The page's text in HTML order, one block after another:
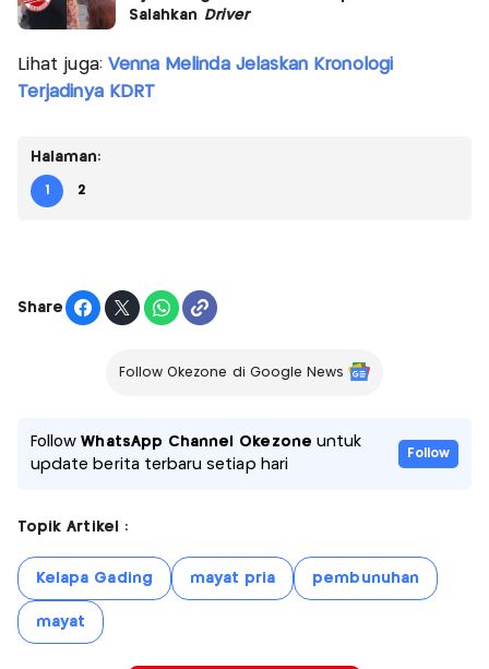
Salahkan Driver
Lihat juga: Venna Melinda Jelaskan Kronologi
Terjadinya KDRT
Halaman:
1 2
Share
Follow Okezone di Google News
FollowWhatsApp Channel Okezone untuk
update berita terbaru setiap hari
Follow
Topik Artikel :
Kelapa Gading mayat pria pembunuhan
mayat